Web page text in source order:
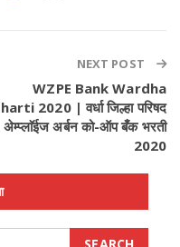
NEXT POST
WZPE Bank Wardha
2020 | वर्धा जिल्हा परिषद
अेम्प्लाॅईज अर्बन को-ऑप बँक भरती
2020